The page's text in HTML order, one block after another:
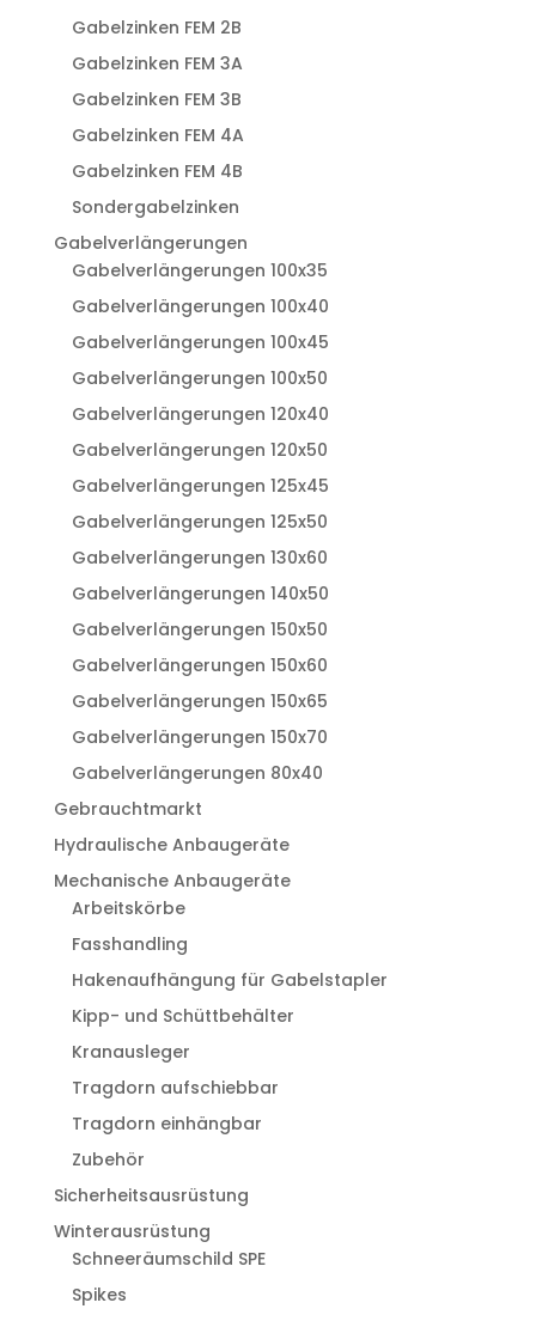
Gabelzinken FEM 2B
Gabelzinken FEM 3A
Gabelzinken FEM 3B
Gabelzinken FEM 4A
Gabelzinken FEM 4B
Sondergabelzinken
Gabelverlängerungen
Gabelverlängerungen 100x35
Gabelverlängerungen 100x40
Gabelverlängerungen 100x45
Gabelverlängerungen 100x50
Gabelverlängerungen 120x40
Gabelverlängerungen 120x50
Gabelverlängerungen 125x45
Gabelverlängerungen 125x50
Gabelverlängerungen 130x60
Gabelverlängerungen 140x50
Gabelverlängerungen 150x50
Gabelverlängerungen 150x60
Gabelverlängerungen 150x65
Gabelverlängerungen 150x70
Gabelverlängerungen 80x40
Gebrauchtmarkt
Hydraulische Anbaugeräte
Mechanische Anbaugeräte
Arbeitskörbe
Fasshandling
Hakenaufhängung für Gabelstapler
Kipp- und Schüttbehälter
Kranausleger
Tragdorn aufschiebbar
Tragdorn einhängbar
Zubehör
Sicherheitsausrüstung
Winterausrüstung
Schneeräumschild SPE
Spikes